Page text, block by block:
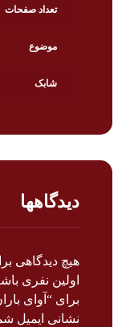
تعداد صفحات
موضوع
شابک
دیدگاهها
هیچ دیدگاهی
اولین نفری
برای “آوای
نشانی ایمیل